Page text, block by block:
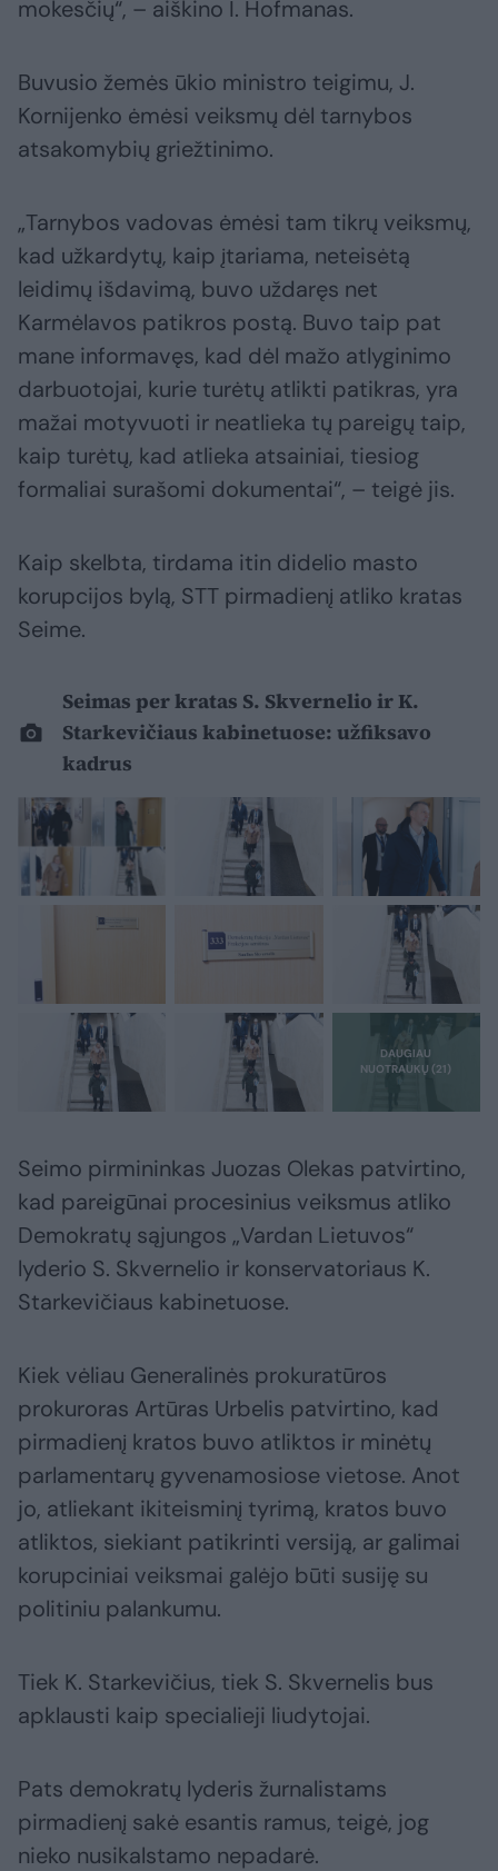
mokesčių“, – aiškino I. Hofmanas.
Buvusio žemės ūkio ministro teigimu, J.
Kornijenko ėmėsi veiksmų dėl tarnybos
atsakomybių griežtinimo.
„Tarnybos vadovas ėmėsi tam tikrų veiksmų,
kad užkardytų, kaip įtariama, neteisėtą
leidimų išdavimą, buvo uždaręs net
Karmėlavos patikros postą. Buvo taip pat
mane informavęs, kad dėl mažo atlyginimo
darbuotojai, kurie turėtų atlikti patikras, yra
mažai motyvuoti ir neatlieka tų pareigų taip,
kaip turėtų, kad atlieka atsainiai, tiesiog
formaliai surašomi dokumentai“, – teigė jis.
Kaip skelbta, tirdama itin didelio masto
korupcijos bylą, STT pirmadienį atliko kratas
Seime.
Seimas per kratas S. Skvernelio ir K.
Starkevičiaus kabinetuose: užfiksavo
kadrus
Seimo pirmininkas Juozas Olekas patvirtino,
kad pareigūnai procesinius veiksmus atliko
Demokratų sąjungos „Vardan Lietuvos“
lyderio S. Skvernelio ir konservatoriaus K.
Starkevičiaus kabinetuose.
Kiek vėliau Generalinės prokuratūros
prokuroras Artūras Urbelis patvirtino, kad
pirmadienį kratos buvo atliktos ir minėtų
parlamentarų gyvenamosiose vietose. Anot
jo, atliekant ikiteisminį tyrimą, kratos buvo
atliktos, siekiant patikrinti versiją, ar galimai
korupciniai veiksmai galėjo būti susiję su
politiniu palankumu.
Tiek K. Starkevičius, tiek S. Skvernelis bus
apklausti kaip specialieji liudytojai.
Pats demokratų lyderis žurnalistams
pirmadienį sakė esantis ramus, teigė, jog
nieko nusikalstamo nepadarė.